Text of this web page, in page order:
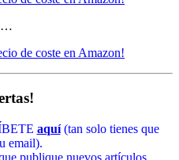
aquí(tan solo tienes que
email).
publique nuevos artículos.